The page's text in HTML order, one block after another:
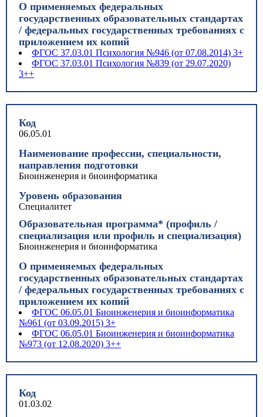
О применяемых федеральных
государственных образовательных стандартах
/ федеральных государственных требованиях с
приложением их копий
ФГОС 37.03.01 Психология №946 (от 07.08.2014) 3+
ФГОС 37.03.01 Психология №839 (от 29.07.2020)
3++
Код
06.05.01
Наименование профессии, специальности,
направления подготовки
Биоинженерия и биоинформатика
Уровень образования
Специалитет
Образовательная программа* (профиль /
специализация или профиль и специализация)
Биоинженерия и биоинформатика
О применяемых федеральных
государственных образовательных стандартах
/ федеральных государственных требованиях с
приложением их копий
ФГОС 06.05.01 Биоинженерия и биоинформатика
№961 (от 03.09.2015) 3+
ФГОС 06.05.01 Биоинженерия и биоинформатика
№973 (от 12.08.2020) 3++
Код
01.03.02